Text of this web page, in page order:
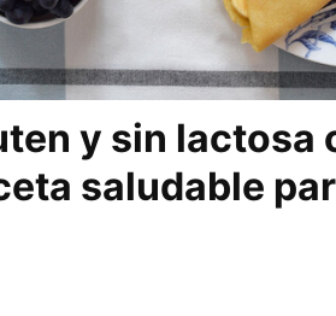
y sin lactosa
saludable